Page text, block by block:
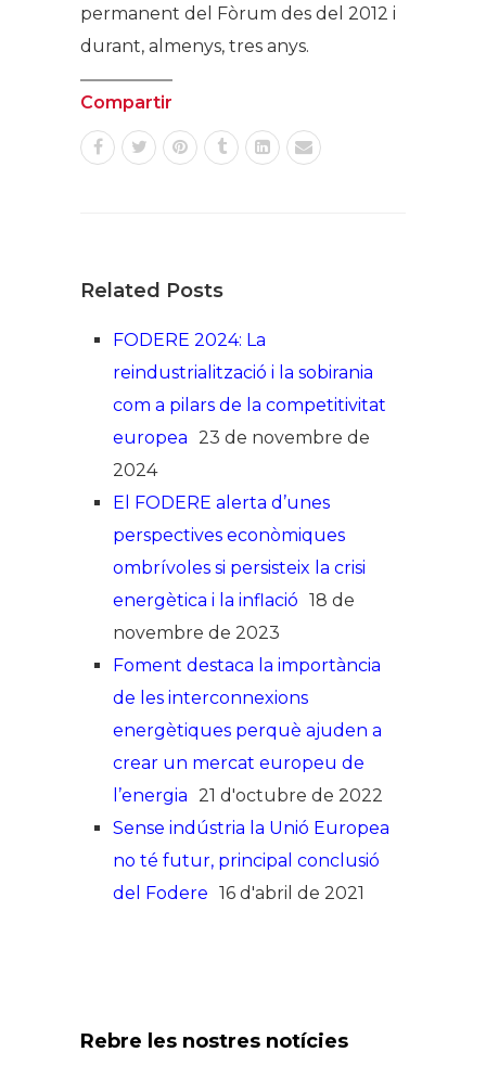
permanent del Fòrum des del 2012 i
durant, almenys, tres anys.
Compartir
Related Posts
FODERE 2024: La
reindustrialització i la sobirania
com a pilars de la competitivitat
europea 23 de novembre de
2024
El FODERE alerta d’unes
perspectives econòmiques
ombrívoles si persisteix la crisi
energètica i la inflació 18 de
novembre de 2023
Foment destaca la importància
de les interconnexions
energètiques perquè ajuden a
crear un mercat europeu de
l’energia 21 d'octubre de 2022
Sense indústria la Unió Europea
no té futur, principal conclusió
del Fodere 16 d'abril de 2021
Rebre les nostres notícies